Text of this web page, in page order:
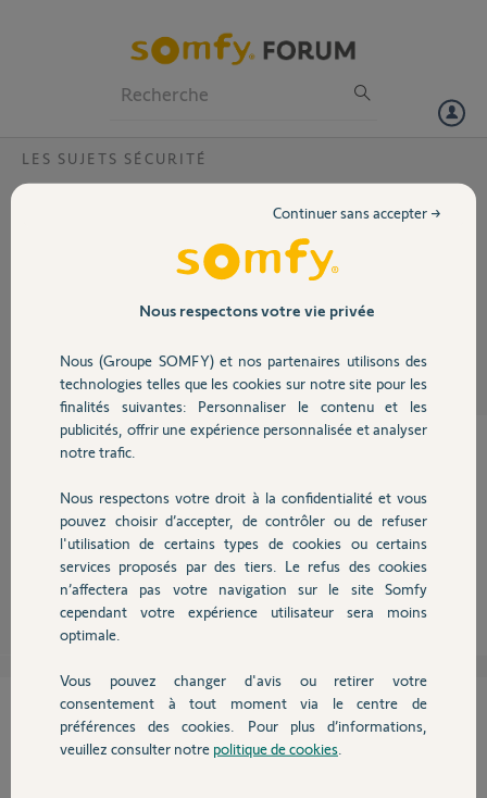
Volet
Sécurité
Domotique
Chauffage
Autres produits
Devis avec un pro
Contact
LES SUJETS SÉCURITÉ
Bonjour, peut-on être prévenu par une annonce orale de la mise en
marche ou de l'arrêt d'une alarme protection 600.Cordialement.
Participer au fil de discussion
Cette option n'existe pas !
Bonne journée !
Anonyme
il y a environ 9 ans
Cette réponse vous a-t-elle aidé ?
NON OUI
Nous respectons votre vie privée
Nous (Groupe SOMFY) et nos partenaires utilisons des
technologies telles que les cookies sur notre site pour les
finalités suivantes: Personnaliser le contenu et les
publicités, offrir une expérience personnalisée et analyser
notre trafic.
Nous respectons votre droit à la confidentialité et vous
pouvez choisir d’accepter, de contrôler ou de refuser
l'utilisation de certains types de cookies ou certains
services proposés par des tiers. Le refus des cookies
n’affectera pas votre navigation sur le site Somfy
cependant votre expérience utilisateur sera moins
optimale.
Vous pouvez changer d'avis ou retirer votre
consentement à tout moment via le centre de
préférences des cookies. Pour plus d’informations,
veuillez consulter notre politique de cookies
Continuer sans accepter →